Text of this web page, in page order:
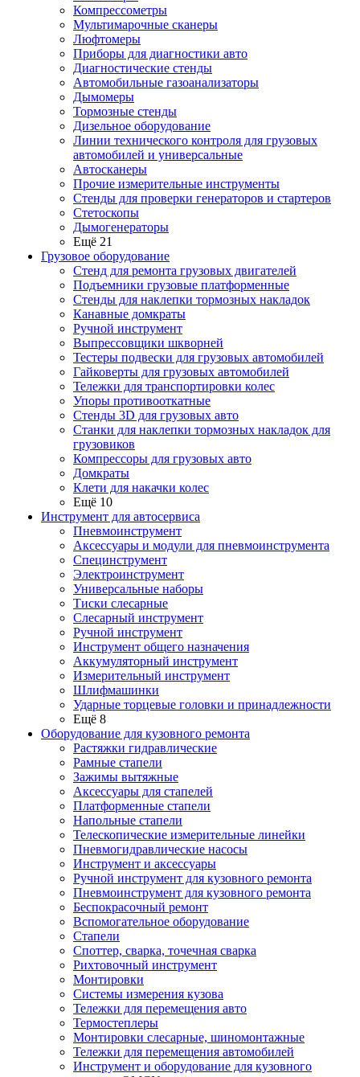
Компрессометры
Мультимарочные сканеры
Люфтомеры
Приборы для диагностики авто
Диагностические стенды
Автомобильные газоанализаторы
Дымомеры
Тормозные стенды
Дизельное оборудование
Линии технического контроля для грузовых
автомобилей и универсальные
Автосканеры
Прочие измерительные инструменты
Стенды для проверки генераторов и стартеров
Стетоскопы
Дымогенераторы
Ещё 21
Грузовое оборудование
Стенд для ремонта грузовых двигателей
Подъемники грузовые платформенные
Стенды для наклепки тормозных накладок
Канавные домкраты
Ручной инструмент
Выпрессовщики шкворней
Тестеры подвески для грузовых автомобилей
Гайковерты для грузовых автомобилей
Тележки для транспортировки колес
Упоры противооткатные
Стенды 3D для грузовых авто
Станки для наклепки тормозных накладок для
грузовиков
Компрессоры для грузовых авто
Домкраты
Клети для накачки колес
Ещё 10
Инструмент для автосервиса
Пневмоинструмент
Аксессуары и модули для пневмоинструмента
Специнструмент
Электроинструмент
Универсальные наборы
Тиски слесарные
Слесарный инструмент
Ручной инструмент
Инструмент общего назначения
Аккумуляторный инструмент
Измерительный инструмент
Шлифмашинки
Ударные торцевые головки и принадлежности
Ещё 8
Оборудование для кузовного ремонта
Растяжки гидравлические
Рамные стапели
Зажимы вытяжные
Аксессуары для стапелей
Платформенные стапели
Напольные стапели
Телескопические измерительные линейки
Пневмогидравлические насосы
Инструмент и аксессуары
Ручной инструмент для кузовного ремонта
Пневмоинструмент для кузовного ремонта
Беспокрасочный ремонт
Вспомогательное оборудование
Стапели
Споттер, сварка, точечная сварка
Рихтовочный инструмент
Монтировки
Системы измерения кузова
Тележки для перемещения авто
Термостеплеры
Монтировки слесарные, шиномонтажные
Тележки для перемещения автомобилей
Инструмент и оборудование для кузовного